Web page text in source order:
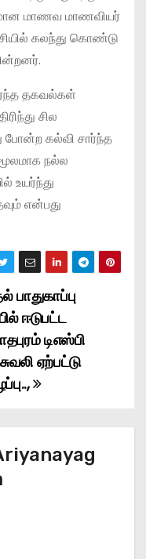
மாணவ மாணவியர்
கலந்து கொண்டு
தகவல்கள்
சில
போன்ற கல்வி சார்ந்த
நல்ல
உயர்ந்து
என்பது
பாதுகாப்பு
ஈடுபட்ட
டிஎஸ்பி
ஏற்பட்டு